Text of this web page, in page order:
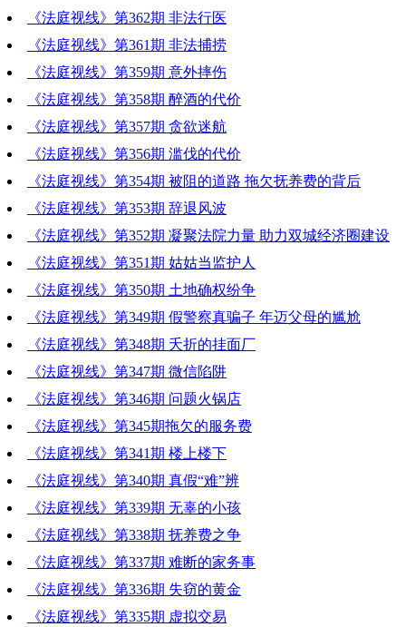
《法庭视线》第362期 非法行医
《法庭视线》第361期 非法捕捞
《法庭视线》第359期 意外摔伤
《法庭视线》第358期 醉酒的代价
《法庭视线》第357期 贪欲迷航
《法庭视线》第356期 滥伐的代价
《法庭视线》第354期 被阻的道路 拖欠抚养费的背后
《法庭视线》第353期 辞退风波
《法庭视线》第352期 凝聚法院力量 助力双城经济圈建设
《法庭视线》第351期 姑姑当监护人
《法庭视线》第350期 土地确权纷争
《法庭视线》第349期 假警察真骗子 年迈父母的尴尬
《法庭视线》第348期 夭折的挂面厂
《法庭视线》第347期 微信陷阱
《法庭视线》第346期 问题火锅店
《法庭视线》第345期拖欠的服务费
《法庭视线》第341期 楼上楼下
《法庭视线》第340期 真假“难”辨
《法庭视线》第339期 无辜的小孩
《法庭视线》第338期 抚养费之争
《法庭视线》第337期 难断的家务事
《法庭视线》第336期 失窃的黄金
《法庭视线》第335期 虚拟交易